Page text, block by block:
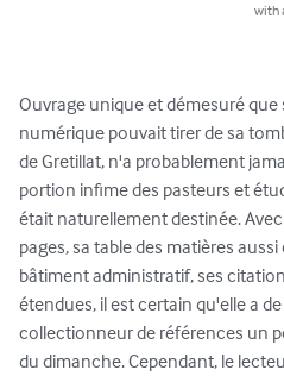
with
Ouvrage unique et démesuré
numérique pouvait tirer de sa
de Gretillat, n'a probablement
portion infime des pasteurs et
était naturellement destinée.
pages, sa table des matières
bâtiment administratif, ses
étendues, il est certain qu'elle a
collectionneur de références un
du dimanche. Cependant, le